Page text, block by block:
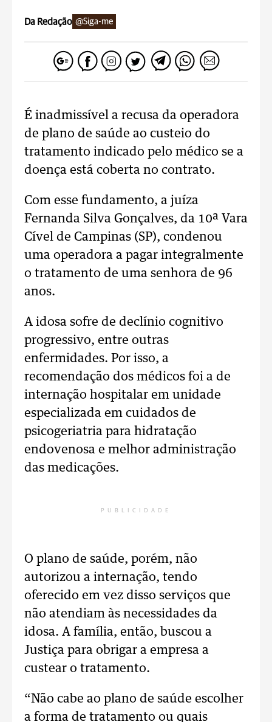
Da Redação @Siga-me
É inadmissível a recusa da operadora
de plano de saúde ao custeio do
tratamento indicado pelo médico se a
doença está coberta no contrato.
Com esse fundamento, a juíza
Fernanda Silva Gonçalves, da 10ª Vara
Cível de Campinas (SP), condenou
uma operadora a pagar integralmente
o tratamento de uma senhora de 96
anos.
A idosa sofre de declínio cognitivo
progressivo, entre outras
enfermidades. Por isso, a
recomendação dos médicos foi a de
internação hospitalar em unidade
especializada em cuidados de
psicogeriatria para hidratação
endovenosa e melhor administração
das medicações.
PUBLICIDADE
O plano de saúde, porém, não
autorizou a internação, tendo
oferecido em vez disso serviços que
não atendiam às necessidades da
idosa. A família, então, buscou a
Justiça para obrigar a empresa a
custear o tratamento.
“Não cabe ao plano de saúde escolher
a forma de tratamento ou quais